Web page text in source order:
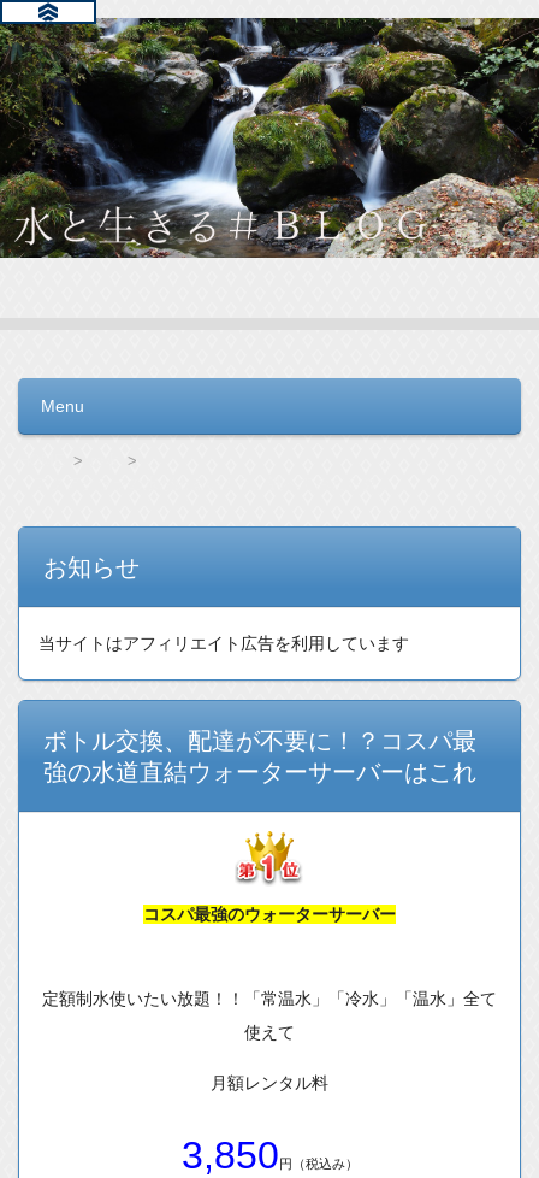
Menu
コンテンツへ移動
お知らせ
当サイトはアフィリエイト広告を利用しています
ボトル交換、配達が不要に！？コスパ最
強の水道直結ウォーターサーバーはこれ
コスパ最強のウォーターサーバー
定額制水使いたい放題！！「常温水」「冷水」「温水」全て
使えて
月額レンタル料
3,850円（税込み）